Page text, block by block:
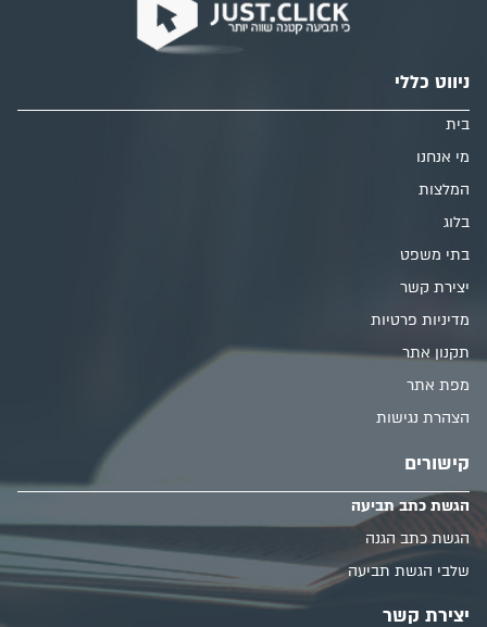
ניווט כללי
בית
מי אנחנו
המלצות
בלוג
בתי משפט
יצירת קשר
מדיניות פרטיות
תקנון אתר
מפת אתר
הצהרת נגישות
קישורים
הגשת כתב תביעה
הגשת כתב הגנה
שלבי הגשת תביעה
יצירת קשר